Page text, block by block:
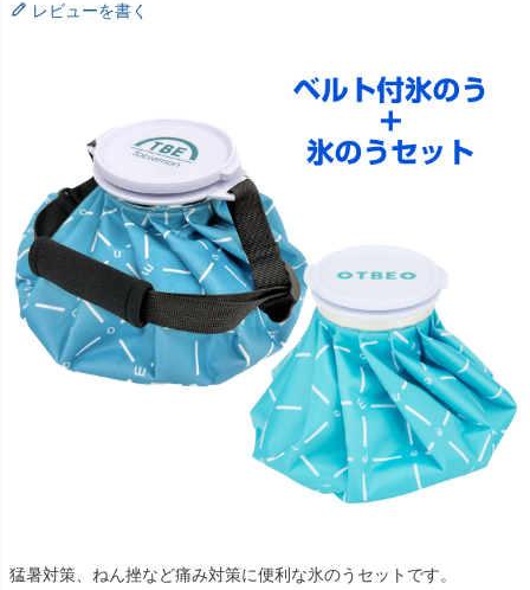
レビューを書く
猛暑対策、ねん挫など痛み対策に便利な氷のうセットです。